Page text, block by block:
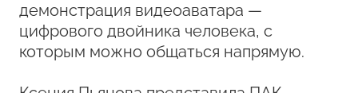
демонстрация видеоаватара —
цифрового двойника человека, с
которым можно общаться напрямую.